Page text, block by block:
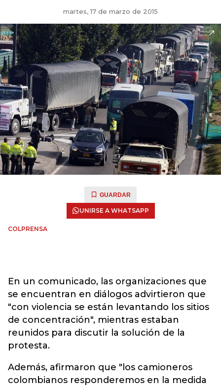
martes, 17 de marzo de 2015
GUARDAR
UNIRSE A WHATSAPP
COLPRENSA
En un comunicado, las organizaciones que
se encuentran en diálogos advirtieron que
"con violencia se están levantando los sitios
de concentración", mientras estaban
reunidos para discutir la solución de la
protesta.
Además, afirmaron que "los camioneros
colombianos responderemos en la medida